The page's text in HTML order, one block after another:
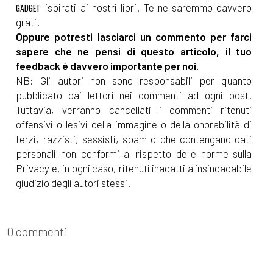
GADGET ispirati ai nostri libri. Te ne saremmo davvero
grati!
Oppure potresti lasciarci un commento per farci
sapere che ne pensi di questo articolo, il tuo
feedback è davvero importante per noi.
NB: Gli autori non sono responsabili per quanto
pubblicato dai lettori nei commenti ad ogni post.
Tuttavia, verranno cancellati i commenti ritenuti
offensivi o lesivi della immagine o della onorabilità di
terzi, razzisti, sessisti, spam o che contengano dati
personali non conformi al rispetto delle norme sulla
Privacy e, in ogni caso, ritenuti inadatti a insindacabile
giudizio degli autori stessi.
0 commenti